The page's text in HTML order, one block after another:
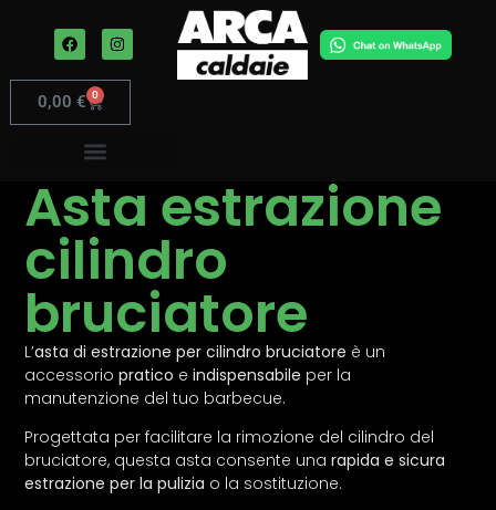
0,00 € 0
Asta estrazione
cilindro
bruciatore
L’asta di estrazione per cilindro bruciatore è un
accessoriopratico eindispensabile per la
manutenzione del tuo barbecue.
Progettata per facilitare la rimozione del cilindro del
bruciatore, questa asta consente unarapida e sicura
estrazione per la pulizia o la sostituzione.